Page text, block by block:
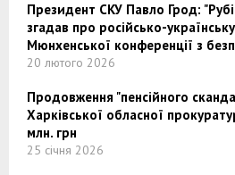
Президент СКУ Павло Грод:
згадав про російсько-
Мюнхенської конференції з
20 лютого 2026
Продовження "пенсійного
Харківської обласної
млн. грн
25 січня 2026